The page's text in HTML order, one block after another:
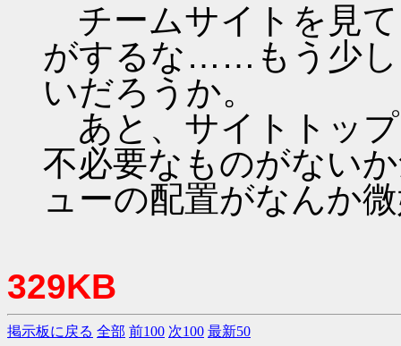
チームサイトを見
がするな……もう少し
いだろうか。
あと、サイトトッ
不必要なものがない
ューの配置がなんか
329KB
掲示板に戻る 全部 前100 次100 最新50